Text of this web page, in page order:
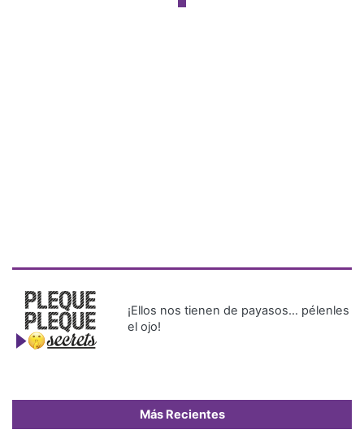
¡Ellos nos tienen de payasos… pélenles
el ojo!
Más Recientes